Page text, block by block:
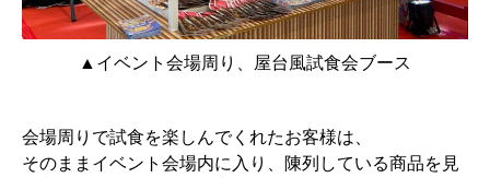
▲イベント会場周り、屋台風試食会ブース
会場周りで試食を楽しんでくれたお客様は、
そのままイベント会場内に入り、陳列している商品を見